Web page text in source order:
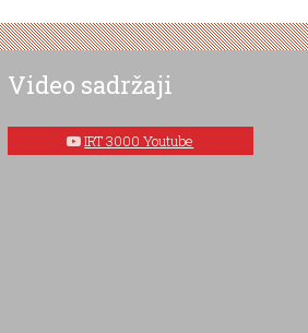
Video sadržaji
IRT 3000 Youtube